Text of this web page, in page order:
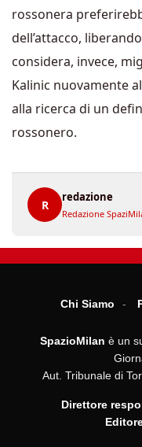
rossonera
dell’attacco,
considera, invece,
Kalinic nuovamente
alla ricerca di un
rossonero.
R
redazione
Redazione
Chi Siamo
SpazioMilan è un
Aut. Tribunale di
Direttore